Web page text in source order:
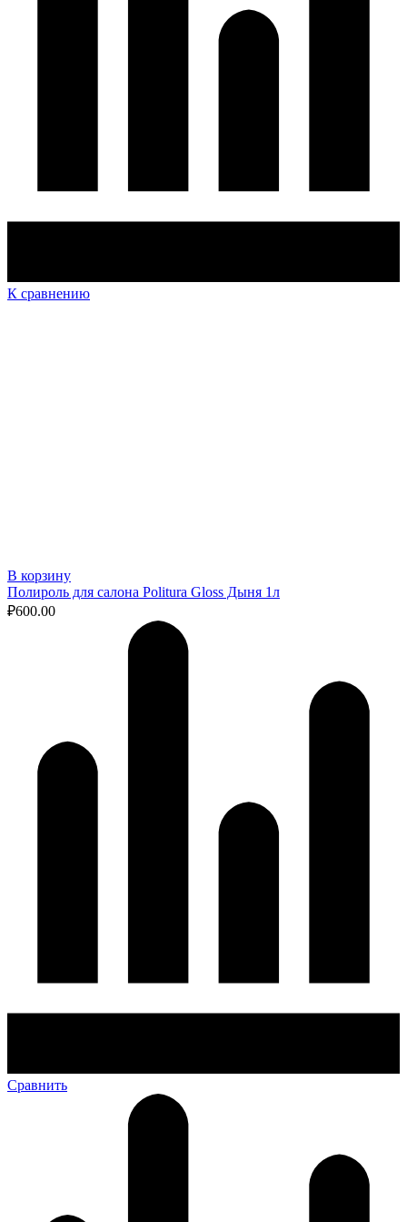
К сравнению
В корзину
Полироль для салона Politura Gloss Дыня 1л
₽600.00
Сравнить